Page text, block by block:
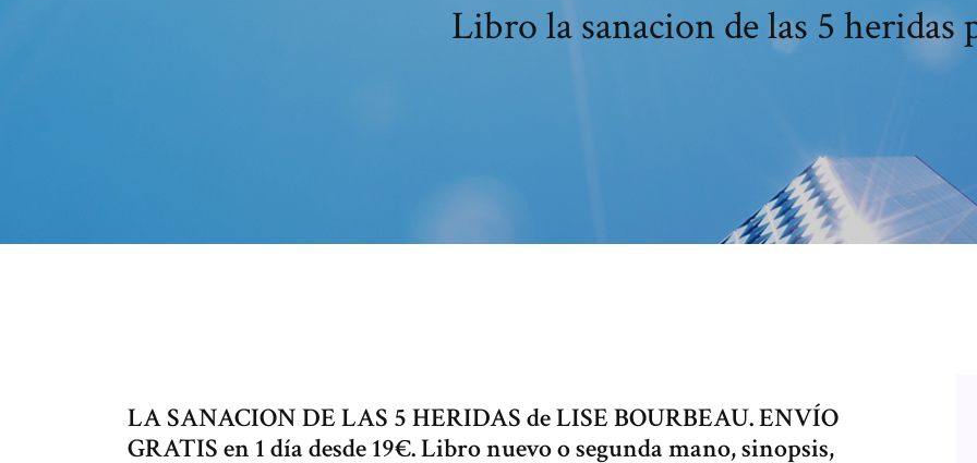
Libro la sanacion de las 5 heridas
LA SANACION DE LAS 5 HERIDAS de LISE BOURBEAU. ENVÍO
GRATIS en 1 día desde 19€. Libro nuevo o segunda mano, sinopsis,